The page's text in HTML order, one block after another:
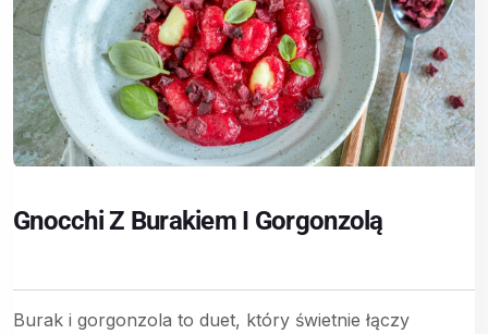
Gnocchi Z Burakiem I Gorgonzolą
Burak i gorgonzola to duet, który świetnie łączy